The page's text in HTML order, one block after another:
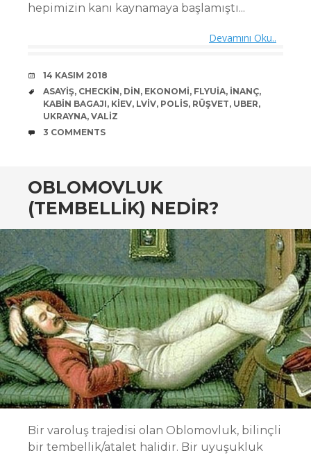
hepimizin kanı kaynamaya başlamıştı...
Devamını Oku..
DATE
14 KASIM 2018
TAGS
ASAYIŞ, CHECKIN, DIN, EKONOMI, FLYUIA, INANÇ,
KABIN BAGAJI, KIEV, LVIV, POLIS, RÜŞVET, UBER,
UKRAYNA, VALIZ
COMMENTS
3 COMMENTS
OBLOMOVLUK
(TEMBELLIK) NEDIR?
Bir varoluş trajedisi olan Oblomovluk, bilinçli
bir tembellik/atalet halidir. Bir uyuşukluk